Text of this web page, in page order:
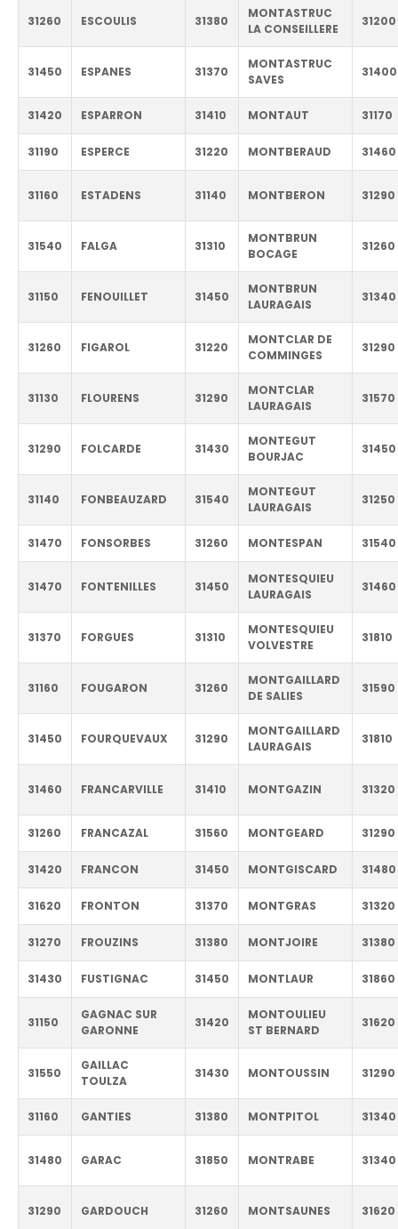
31260 ESCOULIS 31380
MONTASTRUC
LA CONSEILLERE
31200
31450 ESPANES 31370
MONTASTRUC
SAVES
31400
31420 ESPARRON 31410 MONTAUT 31170
31190 ESPERCE 31220 MONTBERAUD 31460
31160 ESTADENS 31140 MONTBERON 31290
31540 FALGA 31310
MONTBRUN
BOCAGE
31260
31150 FENOUILLET 31450
MONTBRUN
LAURAGAIS
31340
31260 FIGAROL 31220
MONTCLAR DE
COMMINGES
31290
31130 FLOURENS 31290
MONTCLAR
LAURAGAIS
31570
31290 FOLCARDE 31430
MONTEGUT
BOURJAC
31450
31140 FONBEAUZARD 31540
MONTEGUT
LAURAGAIS
31250
31470 FONSORBES 31260 MONTESPAN 31540
31470 FONTENILLES 31450
MONTESQUIEU
LAURAGAIS
31460
31370 FORGUES 31310
MONTESQUIEU
VOLVESTRE
31810
31160 FOUGARON 31260
MONTGAILLARD
DE SALIES
31590
31450 FOURQUEVAUX 31290
MONTGAILLARD
LAURAGAIS
31810
31460 FRANCARVILLE 31410 MONTGAZIN 31320
31260 FRANCAZAL 31560 MONTGEARD 31290
31420 FRANCON 31450 MONTGISCARD 31480
31620 FRONTON 31370 MONTGRAS 31320
31270 FROUZINS 31380 MONTJOIRE 31380
31430 FUSTIGNAC 31450 MONTLAUR 31860
31150
GAGNAC SUR
GARONNE
31420
MONTOULIEU
ST BERNARD
31620
31550
GAILLAC
TOULZA
31430 MONTOUSSIN 31290
31160 GANTIES 31380 MONTPITOL 31340
31480 GARAC 31850 MONTRABE 31340
31290 GARDOUCH 31260 MONTSAUNES 31620